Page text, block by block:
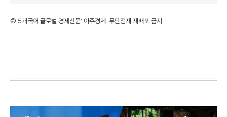
©'5개국어 글로벌 경제신문' 아주경제. 무단전재·재배포 금지